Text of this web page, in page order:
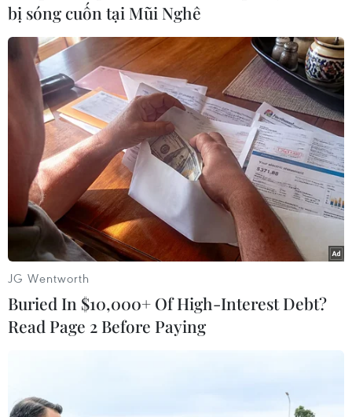
#thành viên NATO
bị sóng cuốn tại Mũi Nghê
JG Wentworth
Buried In $10,000+ Of High-Interest Debt?
Read Page 2 Before Paying